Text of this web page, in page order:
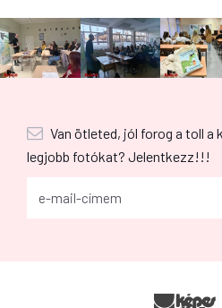
Van ötleted, jól forog a toll a
legjobb fotókat? Jelentkezz!!!